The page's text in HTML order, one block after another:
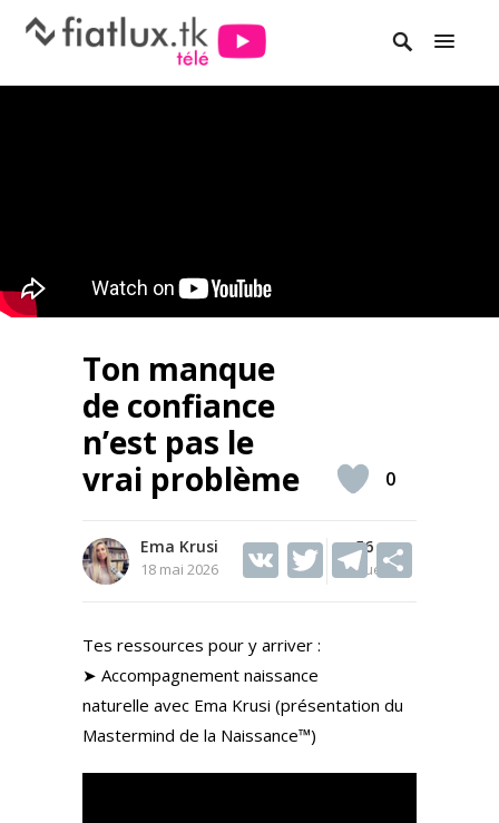
Ton manque
de confiance
n’est pas le
vrai problème
Ema Krusi
18 mai 2026
56
Vues
V T T
a
0
Tes ressources pour y arriver :
➤ Accompagnement naissance
naturelle avec Ema Krusi (présentation du
Mastermind de la Naissance™)